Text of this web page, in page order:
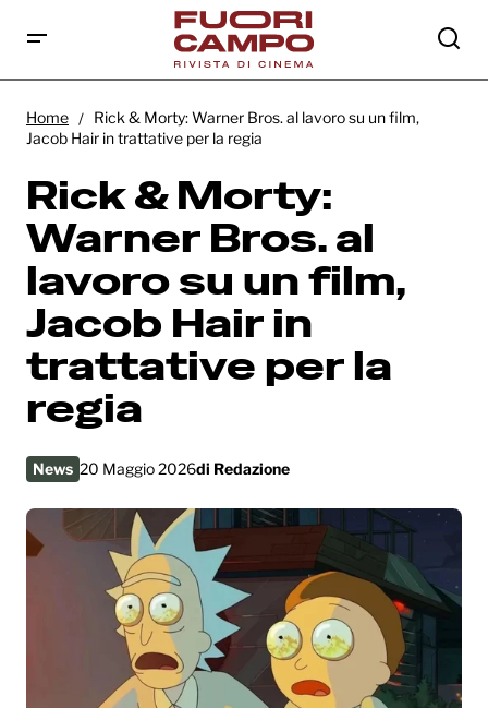
film, Jacob Hair in trattative per la regia
Home
Rick & Morty: Warner Bros. al lavoro su un film,
Jacob Hair in trattative per la regia
Rick & Morty:
Warner Bros. al
lavoro su un film,
Jacob Hair in
trattative per la
regia
News 20 Maggio 2026di Redazione